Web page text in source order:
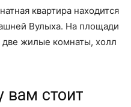
квартира находится
Вулыха. На площади
две жилые комнаты, холл
вам стоит